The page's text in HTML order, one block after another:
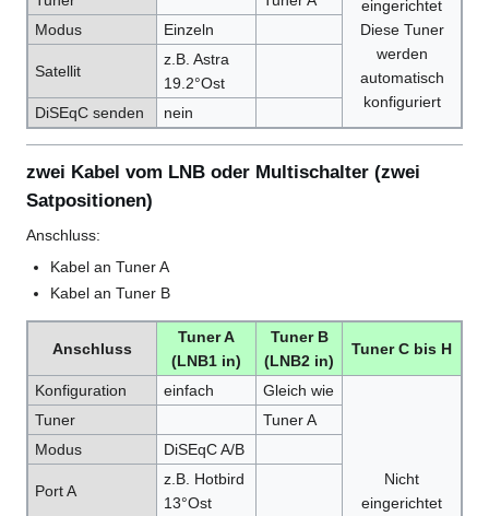
eingerichtet
Diese Tuner
werden
automatisch
konfiguriert
Modus
Einzeln
Satellit
z.B. Astra
19.2°Ost
DiSEqC senden
nein
zwei Kabel vom LNB oder Multischalter (zwei
Satpositionen)
Anschluss:
Kabel an Tuner A
Kabel an Tuner B
Anschluss
Tuner A
(LNB1 in)
Tuner B
(LNB2 in)
Tuner C bis H
Konfiguration einfach Gleich wie
Nicht
eingerichtet
Tuner
Tuner A
Modus
DiSEqC A/B
Port A
z.B. Hotbird
13°Ost